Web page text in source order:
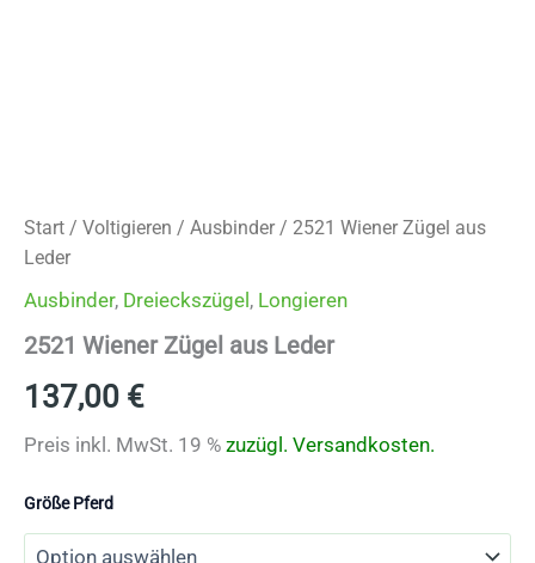
Start / Voltigieren / Ausbinder / 2521 Wiener Zügel aus
Leder
Ausbinder, Dreieckszügel , Longieren
2521 Wiener Zügel aus Leder
137,00 €
Preis inkl. MwSt. 19 % zuzügl. Versandkosten.
Größe Pferd